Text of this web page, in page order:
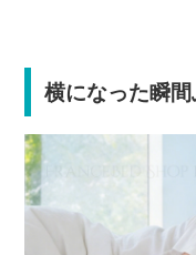
横になった瞬